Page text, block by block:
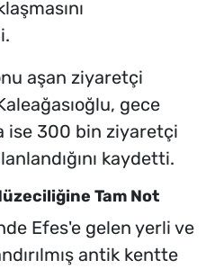
aşan ziyaretçi
gece
ise 300 bin ziyaretçi
kaydetti.
Tam Not
Efes'e gelen yerli ve
antik kentte